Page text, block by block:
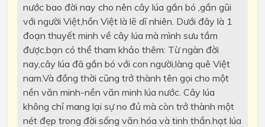
nước bao đời nay cho nên cây lúa gắn bó ,gần gũi
với người Việt,hồn Việt là lẽ dĩ nhiên. Dưới đây là 1
đoạn thuyết minh về cây lúa mà mình sưu tầm
được,bạn có thể tham khảo thêm: Từ ngàn đời
nay,cây lúa đã gắn bó với con người,làng quê Việt
nam.Và đồng thời cũng trở thành tên gọi cho một
nền văn minh-nền văn minh lúa nước. Cây lúa
không chỉ mang lại sự no đủ mà còn trở thành một
nét đẹp trong đời sống văn hóa và tinh thần.hạt lúa